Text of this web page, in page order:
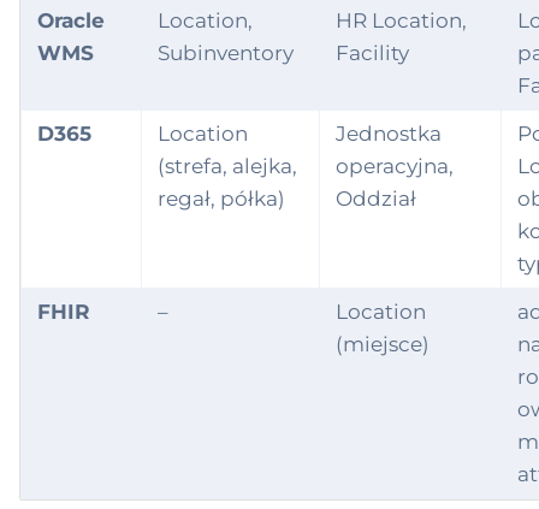
Oracle
WMS
Location,
Subinventory
HR Location,
Facility
D365
Location
(strefa, alejka,
regał, półka)
Jednostka
operacyjna,
Oddział
FHIR
–
Location
(miejsce)